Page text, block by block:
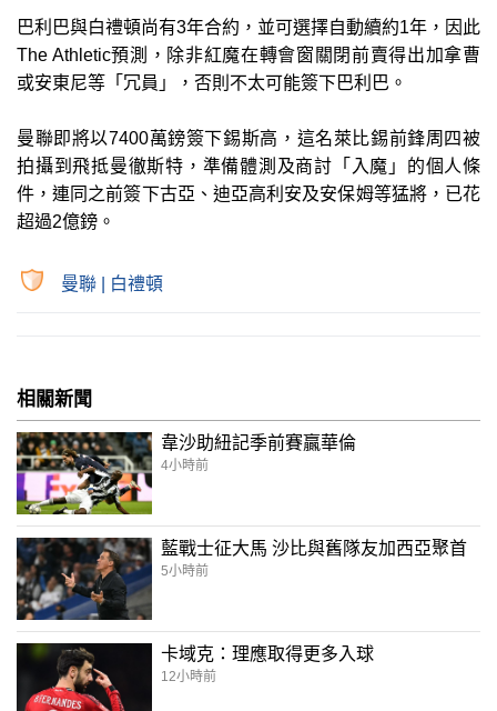
巴利巴與白禮頓尚有3年合約，並可選擇自動續約1年，因此
The Athletic預測，除非紅魔在轉會窗關閉前賣得出加拿曹
或安東尼等「冗員」，否則不太可能簽下巴利巴。
曼聯即將以7400萬鎊簽下錫斯高，這名萊比錫前鋒周四被
拍攝到飛抵曼徹斯特，準備體測及商討「入魔」的個人條
件，連同之前簽下古亞、迪亞高利安及安保姆等猛將，已花
超過2億鎊。
曼聯 白禮頓
相關新聞
韋沙助紐記季前賽贏華倫
4小時前
藍戰士征大馬 沙比與舊隊友加西亞聚首
5小時前
卡域克：理應取得更多入球
12小時前